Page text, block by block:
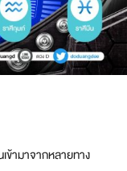
เข้ามาจากหลายทาง